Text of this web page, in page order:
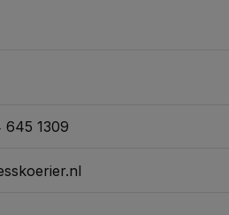
645 1309